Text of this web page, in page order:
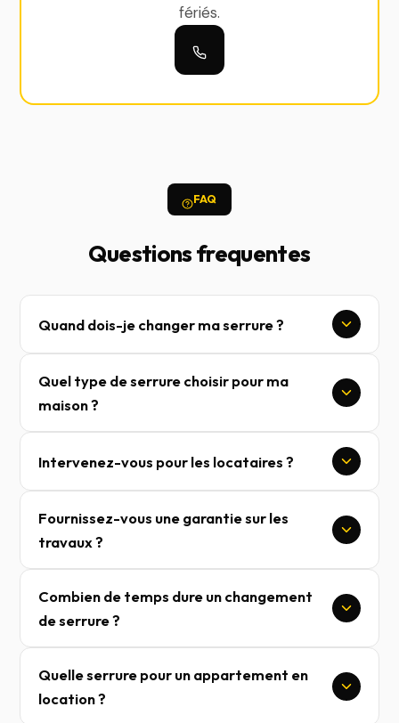
fériés.
FAQ
Questions frequentes
Quand dois-je changer ma serrure ?
Quel type de serrure choisir pour ma
maison ?
Intervenez-vous pour les locataires ?
Fournissez-vous une garantie sur les
travaux ?
Combien de temps dure un changement
de serrure ?
Quelle serrure pour un appartement en
location ?